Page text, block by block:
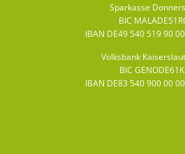
Sparkasse
BIC
IBAN DE49 540 519 90
Volksbank
BIC
IBAN DE83 540 900 00